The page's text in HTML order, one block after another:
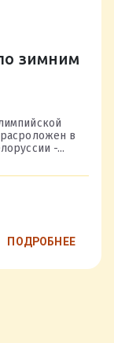
зимним
в
-...
ПОДРОБНЕЕ